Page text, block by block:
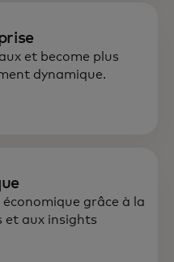
en stratégie,
et become plus
dynamique.
grâce à la
et aux insights